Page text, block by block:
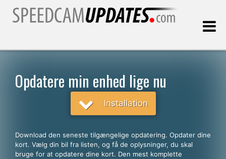
Dansk
Opdatere min enhed lige nu
Installation
Download den seneste tilgængelige opdatering. Opdater dine
kort. Vælg din bil fra listen, og få de oplysninger, du skal
bruge for at opdatere dine kort. Den mest komplette